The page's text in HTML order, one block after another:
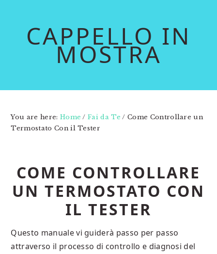
content
primaryCAPPELLO IN
MOSTRA
You are here: Home / Fai da Te / Come Controllare un
Termostato Con il Tester
COME CONTROLLARE
UN TERMOSTATO CON
IL TESTER
Questo manuale vi guiderà passo per passo
attraverso il processo di controllo e diagnosi del